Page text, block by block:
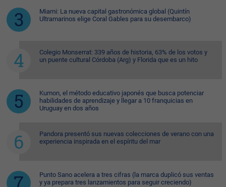
Miami: La nueva capital gastronómica global (Quintín
Ultramarinos elige Coral Gables para su desembarco)
Colegio Monserrat: 339 años de historia, 63% de los votos y
un puente cultural Córdoba (Arg) y Florida que es un hito
Kumon, el método educativo japonés que busca potenciar
habilidades de aprendizaje y llegar a 10 franquicias en
Uruguay en dos años
Pandora presentó sus nuevas colecciones de verano con una
experiencia inspirada en el espíritu del mar
Punto Sano acelera a tres cifras (la marca duplicó sus ventas
y ya prepara tres lanzamientos para seguir creciendo)